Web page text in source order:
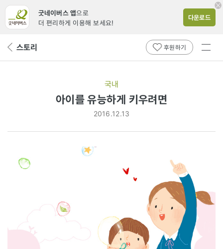
굿네이버스 앱으로
더 편리하게 이용해 보세요!
다운로드
뒤 스토리 후원하기
전체
국내
아이를 유능하게 키우려면
2016.12.13